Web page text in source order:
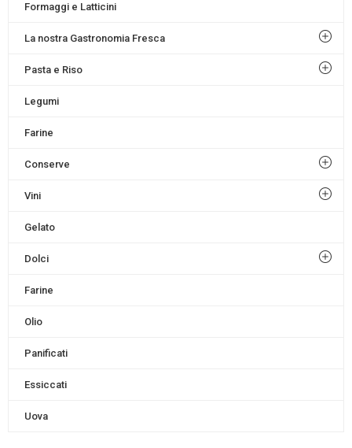
Formaggi e Latticini
La nostra Gastronomia Fresca
Pasta e Riso
Legumi
Farine
Conserve
Vini
Gelato
Dolci
Farine
Olio
Panificati
Essiccati
Uova